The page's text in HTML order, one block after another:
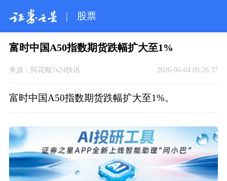
| 股票
富时中国A50指数期货跌幅扩大至1%
来源： 同花顺7x24快讯 2026-06-04 09:26:37
富时中国A50指数期货跌幅扩大至1%。